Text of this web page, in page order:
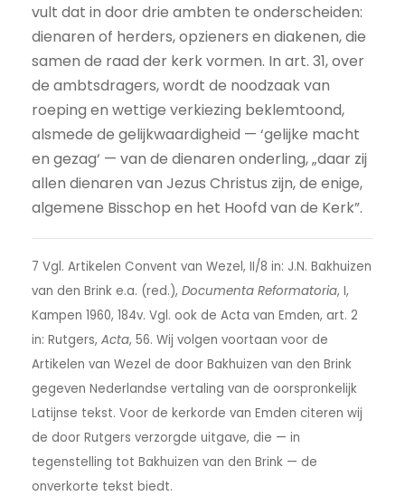
vult dat in door drie ambten te onderscheiden:
dienaren of herders, opzieners en diakenen, die
samen de raad der kerk vormen. In art. 31, over
de ambtsdragers, wordt de noodzaak van
roeping en wettige verkiezing beklemtoond,
alsmede de gelijkwaardigheid — ‘gelijke macht
en gezag‘ — van de dienaren onderling, „daar zij
allen dienaren van Jezus Christus zijn, de enige,
algemene Bisschop en het Hoofd van de Kerk”.
7 Vgl. Artikelen Convent van Wezel, II/8 in: J.N. Bakhuizen
van den Brink e.a. (red.), Documenta Reformatoria, I,
Kampen 1960, 184v. Vgl. ook de Acta van Emden, art. 2
in: Rutgers, Acta, 56. Wij volgen voortaan voor de
Artikelen van Wezel de door Bakhuizen van den Brink
gegeven Nederlandse vertaling van de oorspronkelijk
Latijnse tekst. Voor de kerkorde van Emden citeren wij
de door Rutgers verzorgde uitgave, die — in
tegenstelling tot Bakhuizen van den Brink — de
onverkorte tekst biedt.